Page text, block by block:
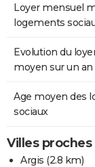
Loyer mensuel
logements
Evolution du
moyen sur un an
Age moyen des
sociaux
Villes
Argis (2.8 km)